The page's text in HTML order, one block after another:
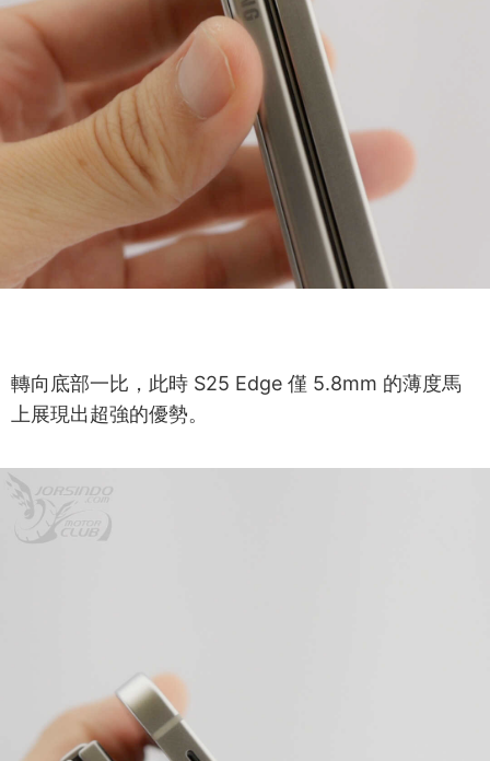
轉向底部一比，此時 S25 Edge 僅 5.8mm 的薄度馬
上展現出超強的優勢。